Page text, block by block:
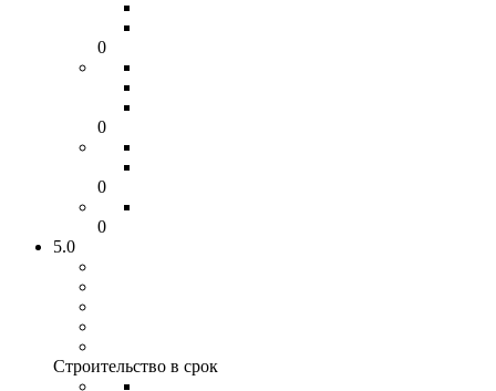
0
0
0
0
5.0
Строительство в срок